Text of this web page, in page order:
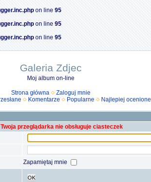
on line 95
on line 95
on line 95
Galeria Zdjec
Moj album on-line
Strona główna
Zaloguj mnie
Komentarze Popularne Najlepiej ocenione
przeglądarka nie obsługuje ciasteczek
Zapamiętaj mnie
OK